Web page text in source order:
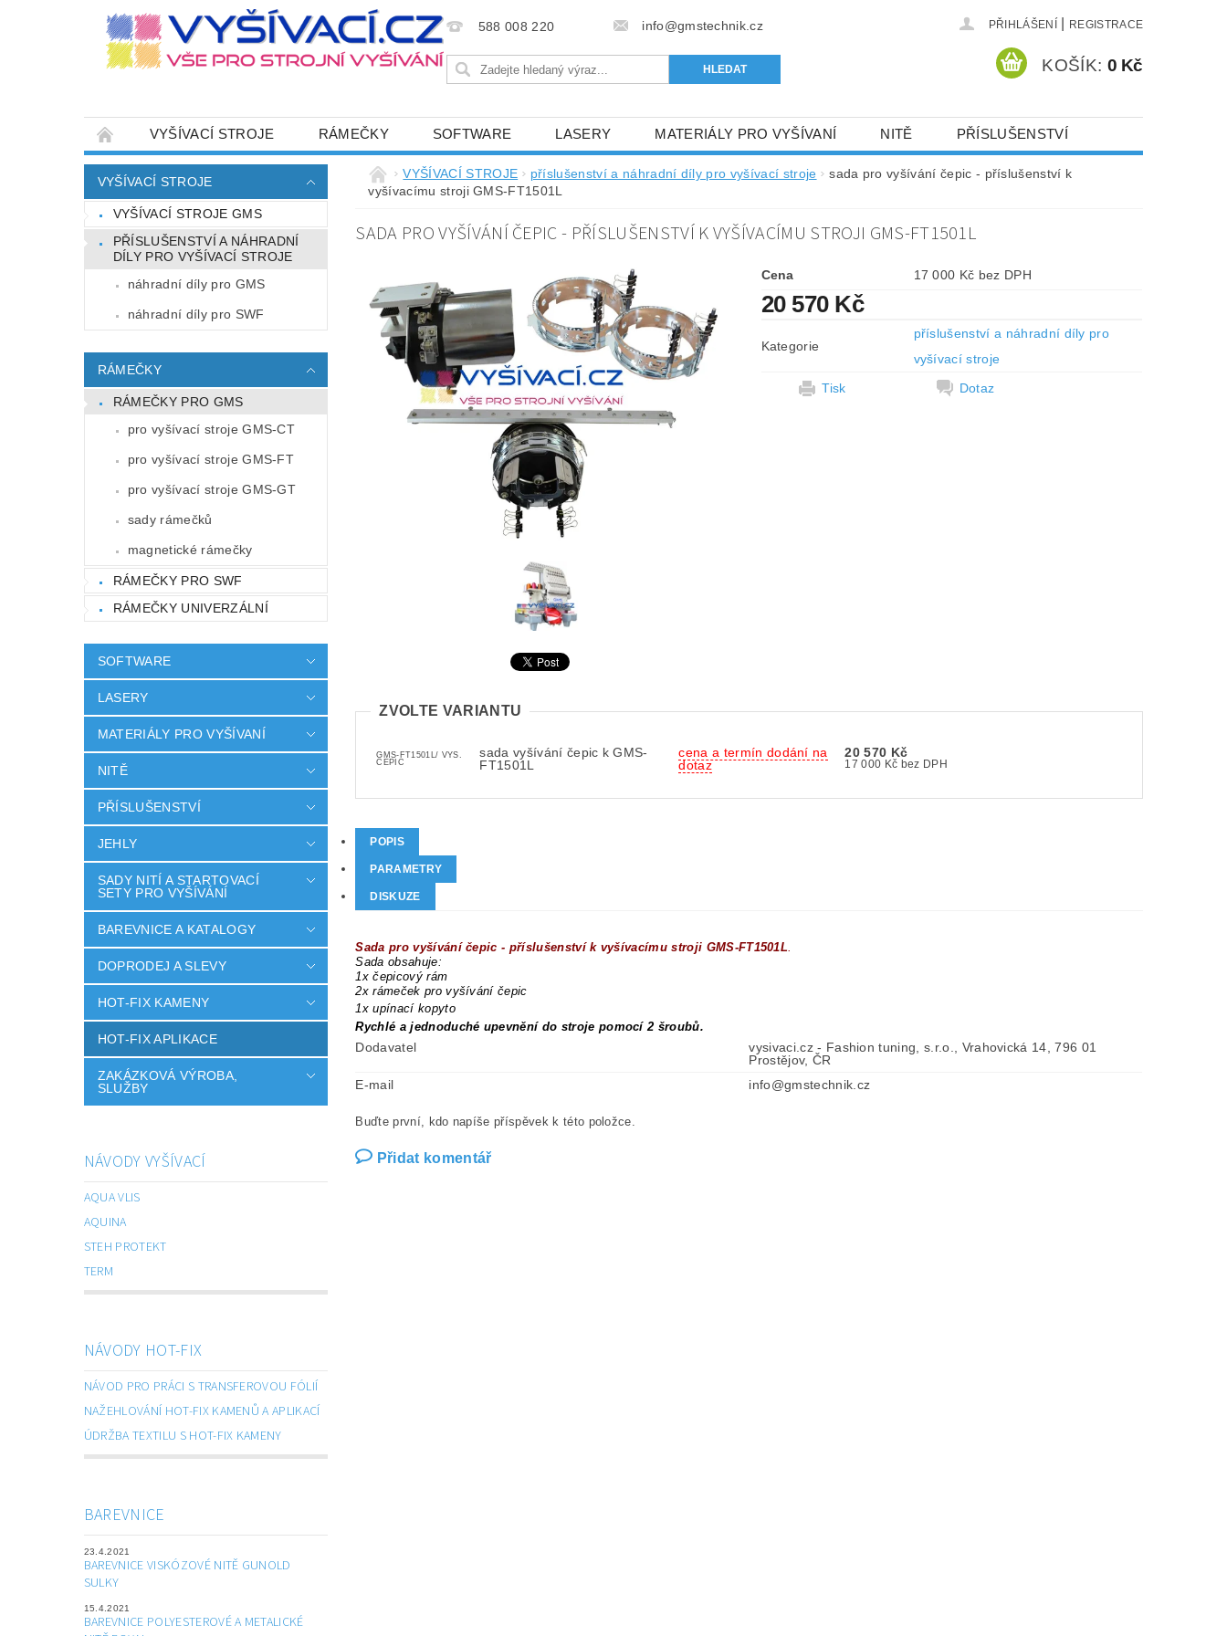
588 008 220 info@gmstechnik.cz PŘIHLÁŠENÍ REGISTRACE
KOŠÍK: 0 Kč
VYŠÍVACÍ STROJE RÁMEČKY SOFTWARE LASERY MATERIÁLY PRO VYŠÍVANÍ NITĚ PŘÍSLUŠENSTVÍ
JEHLY SADY NITÍ A STARTOVACÍ SETY PRO VYŠÍVÁNÍ BAREVNICE A KATALOGY DOPRODEJ A SLEVY HOT-FIX KAMENY
HOT-FIX APLIKACE ZAKÁZKOVÁ VÝROBA, SLUŽBY NAPIŠTE NÁM
CENÍK DOPRAVY (NÁKLADŮ EXPEDICE) PLATNÝ OD 6. 5.2024 OBCHODNÍ PODMÍNKY PRO E-SHOP VYSIVACI.CZ
ZÁSADY OCHRANY OSOBNÍCH ÚDAJŮ
VYŠÍVACÍ STROJE
VYŠÍVACÍ STROJE GMS
PŘÍSLUŠENSTVÍ A NÁHRADNÍ
DÍLY PRO VYŠÍVACÍ STROJE
náhradní díly pro GMS
náhradní díly pro SWF
RÁMEČKY
RÁMEČKY PRO GMS
pro vyšívací stroje GMS-CT
pro vyšívací stroje GMS-FT
pro vyšívací stroje GMS-GT
sady rámečků
magnetické rámečky
RÁMEČKY PRO SWF
RÁMEČKY UNIVERZÁLNÍ
SOFTWARE
LASERY
MATERIÁLY PRO VYŠÍVANÍ
NITĚ
PŘÍSLUŠENSTVÍ
JEHLY
SADY NITÍ A STARTOVACÍ
SETY PRO VYŠÍVÁNÍ
BAREVNICE A KATALOGY
DOPRODEJ A SLEVY
HOT-FIX KAMENY
HOT-FIX APLIKACE
ZAKÁZKOVÁ VÝROBA,
SLUŽBY
NÁVODY VYŠÍVACÍ
AQUA VLIS
AQUINA
STEH PROTEKT
TERM
NÁVODY HOT-FIX
NÁVOD PRO PRÁCI S TRANSFEROVOU FÓLIÍ
NAŽEHLOVÁNÍ HOT-FIX KAMENŮ A APLIKACÍ
ÚDRŽBA TEXTILU S HOT-FIX KAMENY
BAREVNICE
23.4.2021
BAREVNICE VISKÓZOVÉ NITĚ GUNOLD
SULKY
15.4.2021
BAREVNICE POLYESTEROVÉ A METALICKÉ
VYŠÍVACÍ STROJE příslušenství a náhradní díly pro vyšívací stroje
sada pro vyšívání čepic - příslušenství k
vyšívacímu stroji GMS-FT1501L
SADA PRO VYŠÍVÁNÍ ČEPIC - PŘÍSLUŠENSTVÍ K VYŠÍVACÍMU STROJI GMS-FT1501L
Cena 17 000 Kč bez DPH
20 570 Kč
Kategorie
příslušenství a náhradní díly pro
vyšívací stroje
Tisk
Dotaz
ZVOLTE VARIANTU
GMS-FT1501L/ VYS.
CEPIC
sada vyšívání čepic k GMS-
FT1501L
cena a termín dodání na
dotaz
20 570 Kč
17 000 Kč bez DPH
POPIS
PARAMETRY
DISKUZE
Sada pro vyšívání čepic - příslušenství k vyšívacímu stroji GMS-FT1501L.
Sada obsahuje:
1x čepicový rám
2x rámeček pro vyšívání čepic
1x upínací kopyto
Rychlé a jednoduché upevnění do stroje pomocí 2 šroubů.
Dodavatel
vysivaci.cz - Fashion tuning, s.r.o., Vrahovická 14, 796 01
Prostějov, ČR
E-mail
info@gmstechnik.cz
Buďte první, kdo napíše příspěvek k této položce.
Přidat komentář